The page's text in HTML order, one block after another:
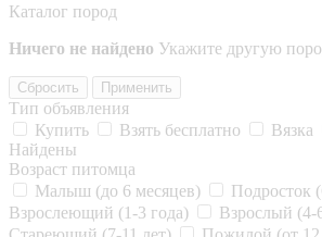
Каталог пород
Ничего не найдено Укажите другую
Сбросить Применить
Тип объявления
Купить
Взять бесплатно Вязка
Найдены
Возраст питомца
Малыш (до 6 месяцев)
Подросток
Взрослеющий (1-3 года)
Взрослый (4-